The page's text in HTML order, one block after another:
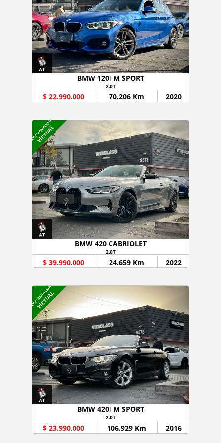
BMW 120I M SPORT
2.0T
$ 22.990.000 70.206 Km 2020
CONSIGNACION
VIRTUAL
BMW 420 CABRIOLET
2.0T
$ 39.990.000 24.659 Km 2022
CONSIGNACION
VIRTUAL
BMW 420I M SPORT
2.0T
$ 23.990.000 106.929 Km 2016